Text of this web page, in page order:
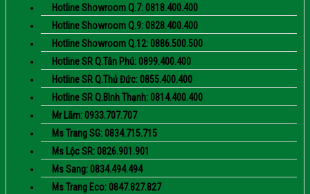
Hotline Showroom Q.7: 0818.400.400
Hotline Showroom Q.9: 0828.400.400
Hotline Showroom Q.12: 0886.500.500
Hotline SR Q.Tân Phú: 0899.400.400
Hotline SR Q.Thủ Đức: 0855.400.400
Hotline SR Q.Bình Thạnh: 0814.400.400
Mr Lãm: 0933.707.707
Ms Trang SG: 0834.715.715
Ms Lộc SR: 0826.901.901
Ms Sang: 0834.494.494
Ms Trang Eco: 0847.827.827